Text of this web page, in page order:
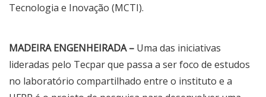
Tecnologia e Inovação (MCTI).
MADEIRA ENGENHEIRADA – Uma das iniciativas
lideradas pelo Tecpar que passa a ser foco de estudos
no laboratório compartilhado entre o instituto e a